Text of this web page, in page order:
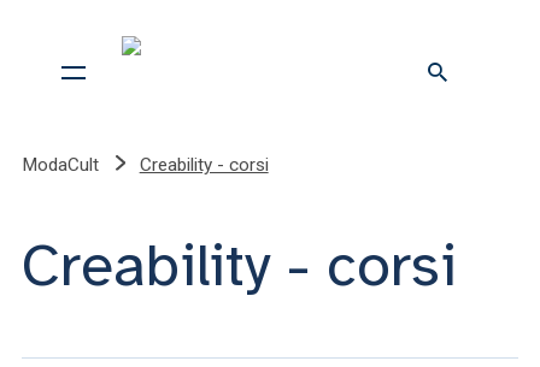
ModaCult Creability - corsi
Creability - corsi